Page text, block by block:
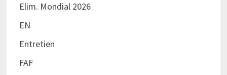
Elim. Mondial 2026
EN
Entretien
FAF